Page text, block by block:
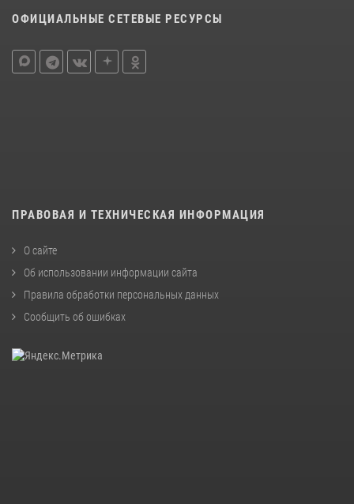
ОФИЦИАЛЬНЫЕ СЕТЕВЫЕ РЕСУРСЫ
ПРАВОВАЯ И ТЕХНИЧЕСКАЯ ИНФОРМАЦИЯ
О сайте
Об использовании информации сайта
Правила обработки персональных данных
Сообщить об ошибках